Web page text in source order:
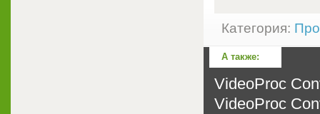
Категория:
А также:
VideoProc
VideoProc